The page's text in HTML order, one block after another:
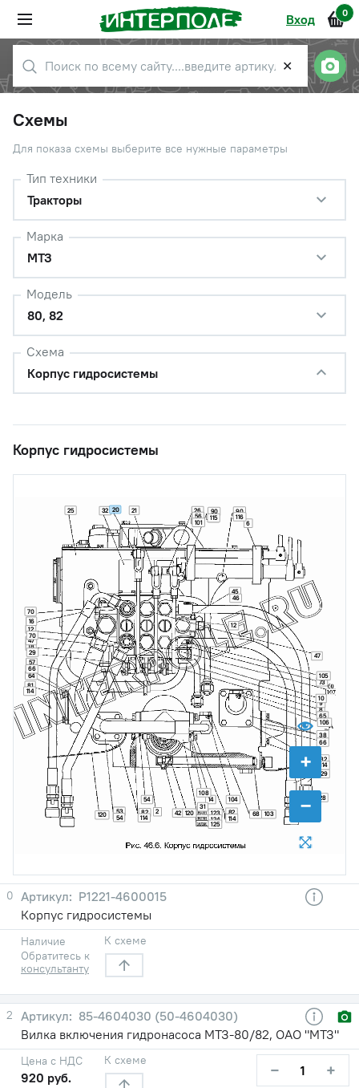
Вход 0
✕
Схемы
Для показа схемы выберите все нужные параметры
Тип техники
Тракторы
Марка
МТЗ
Модель
80, 82
Схема
Корпус гидросистемы
Корпус гидросистемы
+
−
2
6
8
9
10
12
12
14
16
18
20 21
25 26
28
29
29
31
32
38
42
45
46
47
47
53
54
54
56
57
64
65
66
66
68
70
70
73
81
82
82
82
90
90
101
103
104
105
106
108
114
114
114 114
115 116
120 120 123
124
125
0
Р1221-4600015
Корпус гидросистемы
Наличие
Обратитесь к
консультанту
К схеме
2
85-4604030 (50-4604030)
Вилка включения гидронасоса МТЗ-80/82, ОАО "МТЗ"
Цена с НДС
920 руб.
К схеме − +